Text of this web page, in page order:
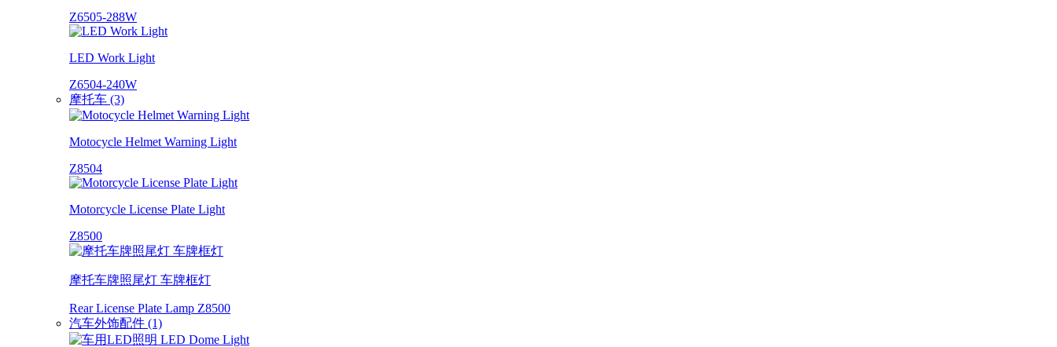
Z6505-288W
LED Work Light
Z6504-240W
摩托车 (3)
Motocycle Helmet Warning Light
Z8504
Motorcycle License Plate Light
Z8500
摩托车牌照尾灯 车牌框灯
Rear License Plate Lamp Z8500
汽车外饰配件 (1)